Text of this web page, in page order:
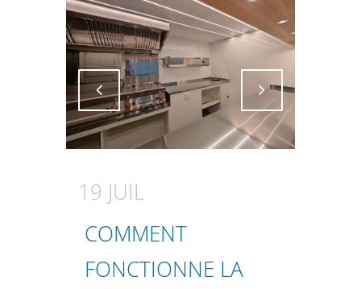
Attiva comando Attiva comando
19 JUIL
COMMENT
FONCTIONNE LA